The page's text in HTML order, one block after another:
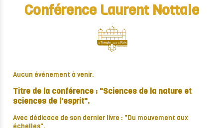
Conférence Laurent Nottale
Aucun événement à venir.
Titre de la conférence : "Sciences de la nature et
sciences de l'esprit".
Avec dédicace de son dernier livre : "Du mouvement aux